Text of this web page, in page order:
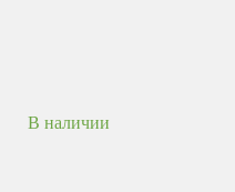
В наличии